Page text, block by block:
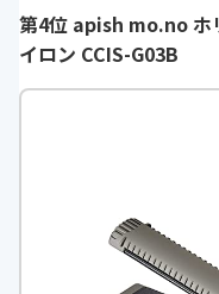
展開
-
温度調整
第4位 apish mo.no ホ
イロン CCIS-G03B